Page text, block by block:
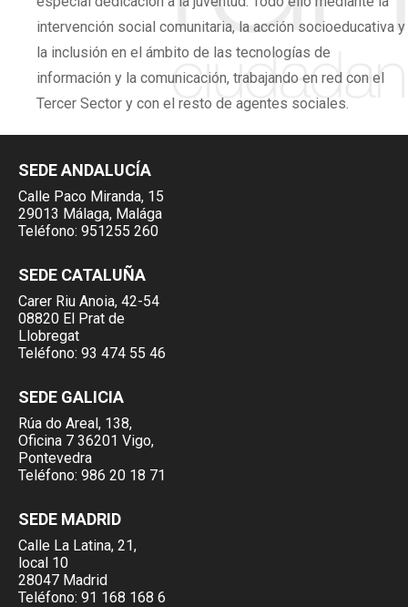
intervención social comunitaria, la acción socioeducativa y
la inclusión en el ámbito de las tecnologías de
información y la comunicación, trabajando en red con el
Tercer Sector y con el resto de agentes sociales.
SEDE ANDALUCÍA
Calle Paco Miranda, 15
29013 Málaga, Malága
Teléfono: 951255 260
SEDE CATALUÑA
Carer Riu Anoia, 42-54
08820 El Prat de
Llobregat
Teléfono: 93 474 55 46
SEDE GALICIA
Rúa do Areal, 138,
Oficina 7 36201 Vigo,
Pontevedra
Teléfono: 986 20 18 71
SEDE MADRID
Calle La Latina, 21,
local 10
28047 Madrid
Teléfono: 91 168 168 6